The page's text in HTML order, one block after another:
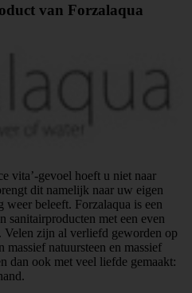
van Forzalaqua
vita’-gevoel hoeft u niet naar
dit namelijk naar uw eigen
weer beleeft. Forzalaqua is een
sanitairproducten met een even
Velen zijn al verliefd geworden op
natuursteen en massief
dan ook met veel liefde gemaakt: